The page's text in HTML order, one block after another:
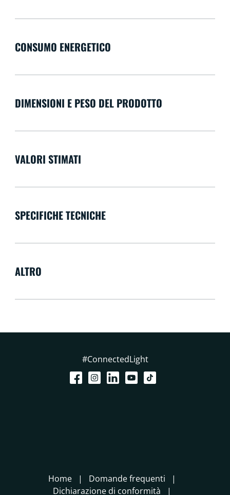
CONSUMO ENERGETICO
DIMENSIONI E PESO DEL PRODOTTO
VALORI STIMATI
SPECIFICHE TECNICHE
ALTRO
#ConnectedLight
Home
Domande frequenti
Dichiarazione di conformità